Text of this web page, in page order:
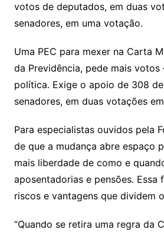
votos de deputados, em duas
senadores, em uma votação.
Uma PEC para mexer na Carta
da Previdência, pede mais
política. Exige o apoio de 308
senadores, em duas votações
Para especialistas ouvidos pela
de que a mudança abre espaço
mais liberdade de como e
aposentadorias e pensões. Essa
riscos e vantagens que dividem
“Quando se retira uma regra da